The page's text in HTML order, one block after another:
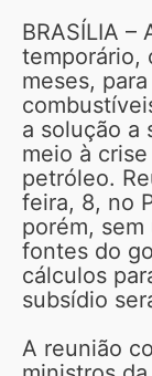
BRASÍLIA –
temporário,
meses,
a solução a
meio à
petróleo.
feira, 8, no
porém,
fontes do
cálculos
subsídio
A reunião